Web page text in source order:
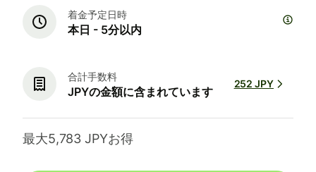
着金予定日時
本日 - 5分以内
合計手数料
JPYの金額に含まれています
252 JPY
最大5,783 JPYお得